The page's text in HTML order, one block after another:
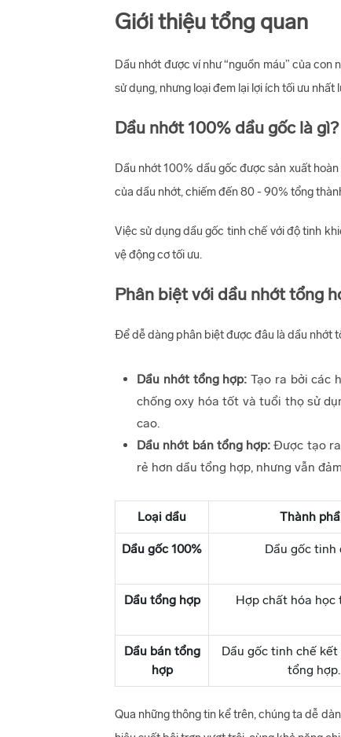
Giới thiệu tổng quan
Dầu nhớt được ví như “nguồn máu” của con
sử dụng, nhưng loại đem lại lợi ích tối ưu
Dầu nhớt 100% dầu gốc là gì?
Dầu nhớt 100% dầu gốc được sản xuất
của dầu nhớt, chiếm đến 80 - 90% tổng
Việc sử dụng dầu gốc tinh chế với độ tinh
vệ động cơ tối ưu.
Phân biệt với dầu nhớt tổng
Để dễ dàng phân biệt được đâu là dầu nhớt
Dầu nhớt tổng hợp: Tạo ra bởi các
chống oxy hóa tốt và tuổi thọ sử
cao.
Dầu nhớt bán tổng hợp: Được tạo
rẻ hơn dầu tổng hợp, nhưng vẫn
Loại dầu Thành
Dầu gốc 100% Dầu gốc tinh
Dầu tổng hợp Hợp chất hóa học
Dầu bán tổng
hợp
Dầu gốc tinh chế kết
tổng hợp.
Qua những thông tin kể trên, chúng ta dễ